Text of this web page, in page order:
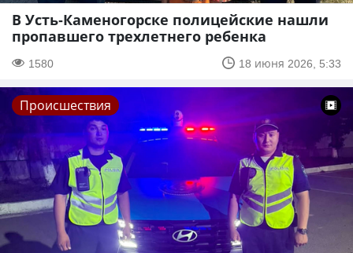
В Усть-Каменогорске полицейские нашли
пропавшего трехлетнего ребенка
1580 18 июня 2026, 5:33
Происшествия